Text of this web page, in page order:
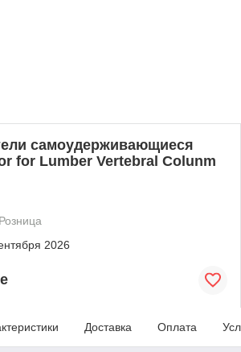
самоудерживающиеся
for Lumber Vertebral Colunm
Розница
2026
Доставка Оплата